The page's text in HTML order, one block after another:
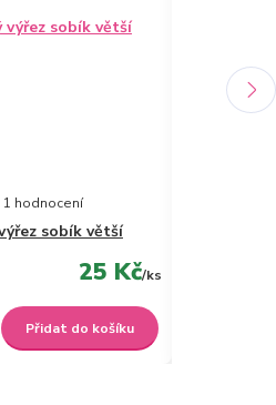
1 hodnocení
sobík větší
25 Kč/ks
Přidat do košíku